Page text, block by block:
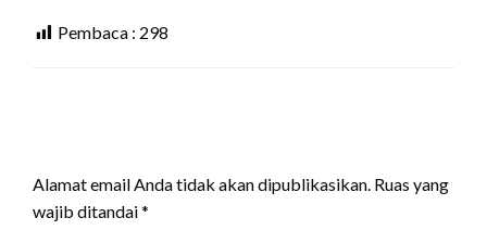
Pembaca : 298
Alamat email Anda tidak akan dipublikasikan. Ruas yang
wajib ditandai*